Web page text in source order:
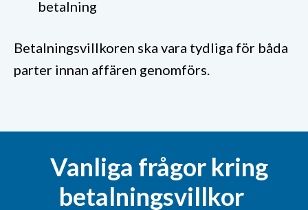
betalning
Betalningsvillkoren ska vara tydliga för båda
parter innan affären genomförs.
Vanliga frågor kring
betalningsvillkor